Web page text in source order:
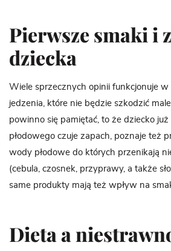
Pierwsze smaki i
dziecka
Wiele sprzecznych opinii funkcjonuje w
jedzenia, które nie będzie szkodzić
powinno się pamiętać, to że dziecko już
płodowego czuje zapach, poznaje też
wody płodowe do których przenikają
(cebula, czosnek, przyprawy, a także
same produkty mają też wpływ na
Dieta a